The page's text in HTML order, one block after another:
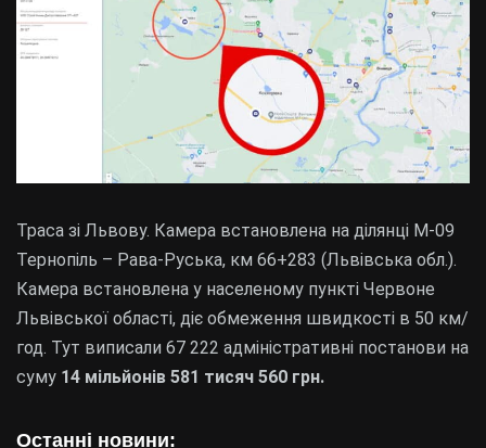
Останні новини:
Траса зі Львову. Камера встановлена на ділянці М-09
Тернопіль – Рава-Руська, км 66+283 (Львівська обл.).
Камера встановлена у населеному пункті Червоне
Львівської області, діє обмеження швидкості в 50 км/
год. Тут виписали 67 222 адміністративні постанови на
суму 14 мільйонів 581 тисяч 560 грн.